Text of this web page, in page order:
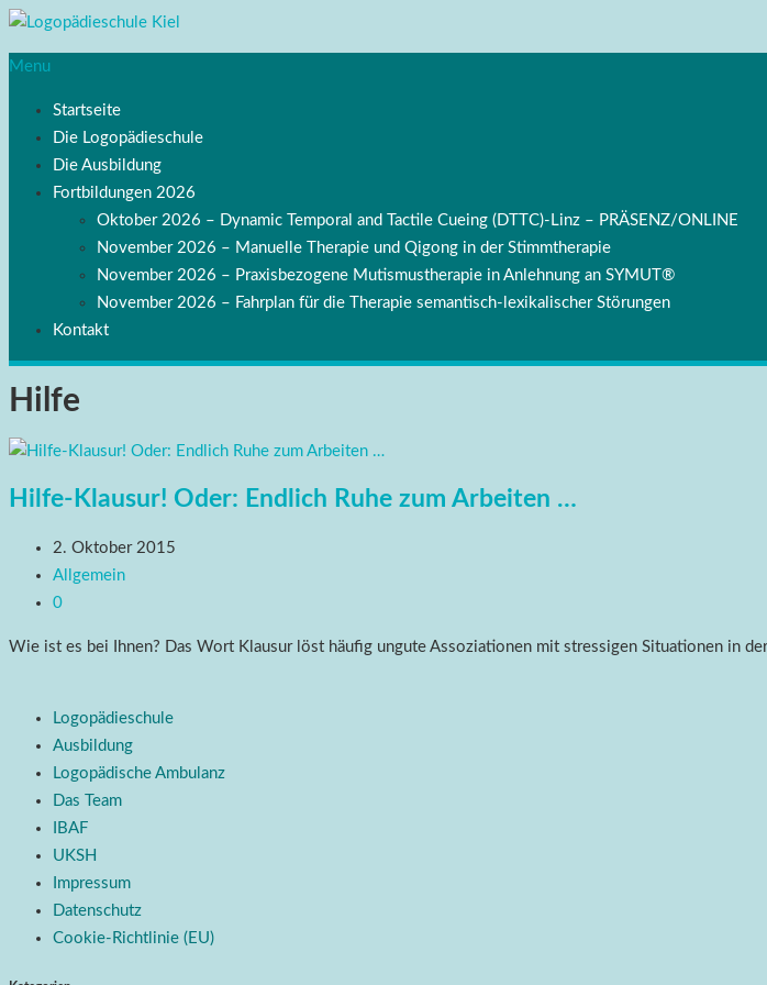
Menu
Startseite
Die Logopädieschule
Die Ausbildung
Fortbildungen 2026
Oktober 2026 – Dynamic Temporal and Tactile Cueing (DTTC)-Linz – PRÄSENZ/ONLINE
November 2026 – Manuelle Therapie und Qigong in der Stimmtherapie
November 2026 – Praxisbezogene Mutismustherapie in Anlehnung an SYMUT®
November 2026 – Fahrplan für die Therapie semantisch-lexikalischer Störungen
Kontakt
Hilfe
Hilfe-Klausur! Oder: Endlich Ruhe zum Arbeiten …
2. Oktober 2015
Allgemein
0
Wie ist es bei Ihnen? Das Wort Klausur löst häufig ungute Assoziationen mit stressigen Situationen in
Logopädieschule
Ausbildung
Logopädische Ambulanz
Das Team
IBAF
UKSH
Impressum
Datenschutz
Cookie-Richtlinie (EU)